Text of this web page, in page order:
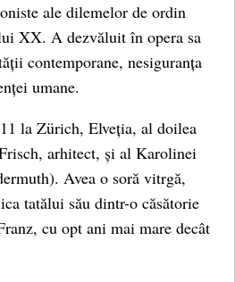
ale dilemelor de ordin
XX. A dezvăluit în opera sa
contemporane, nesiguranța
umane.
la Zürich, Elveția, al doilea
arhitect, și al Karolinei
Avea o soră vitrgă,
tatălui său dintr-o căsătorie
cu opt ani mai mare decât